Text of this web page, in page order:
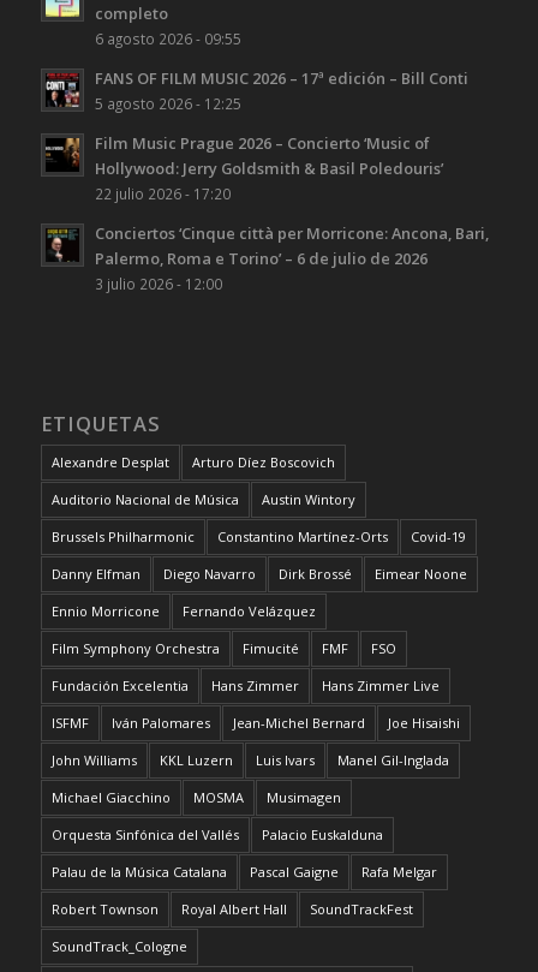
completo
6 agosto 2026 - 09:55
FANS OF FILM MUSIC 2026 – 17ª edición – Bill Conti
5 agosto 2026 - 12:25
Film Music Prague 2026 – Concierto ‘Music of
Hollywood: Jerry Goldsmith & Basil Poledouris’
22 julio 2026 - 17:20
Conciertos ‘Cinque città per Morricone: Ancona, Bari,
Palermo, Roma e Torino’ – 6 de julio de 2026
3 julio 2026 - 12:00
ETIQUETAS
Alexandre Desplat Arturo Díez Boscovich
Auditorio Nacional de Música Austin Wintory
Brussels Philharmonic Constantino Martínez-Orts Covid-19
Danny Elfman Diego Navarro Dirk Brossé Eimear Noone
Ennio Morricone Fernando Velázquez
Film Symphony Orchestra Fimucité FMF FSO
Fundación Excelentia Hans Zimmer Hans Zimmer Live
ISFMF Iván Palomares Jean-Michel Bernard Joe Hisaishi
John Williams KKL Luzern Luis Ivars Manel Gil-Inglada
Michael Giacchino MOSMA Musimagen
Orquesta Sinfónica del Vallés Palacio Euskalduna
Palau de la Música Catalana Pascal Gaigne Rafa Melgar
Robert Townson Royal Albert Hall SoundTrackFest
SoundTrack_Cologne